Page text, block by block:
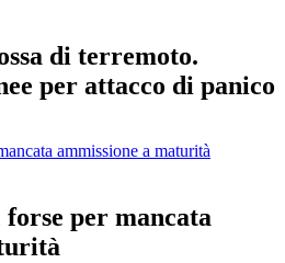
di terremoto.
per attacco di panico
ammissione a maturità
forse per mancata